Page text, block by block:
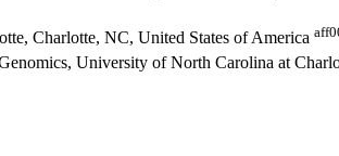
Charlotte, NC, United States of America
University of North Carolina at